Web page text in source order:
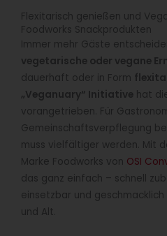
Flexitarisch genießen und
Foodworks Snackprodukten
Immer mehr Gäste
vegetarische oder vegane
dauerhaft oder in Form
„Veganuary“ Initiative hat
vorangetrieben. Für
Gemeinschaftsverpflegung
muss vielfältiger werden. Mit
Marke Foodworks von OSI
das ganz einfach – schnell
einsetzbar und
und Alt.